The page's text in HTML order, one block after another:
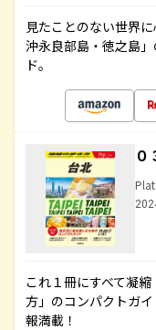
見たことのない世界
沖永良部島・徳之島
ド。
Plat
これ１冊にすべて凝
方」のコンパクトガ
報満載！